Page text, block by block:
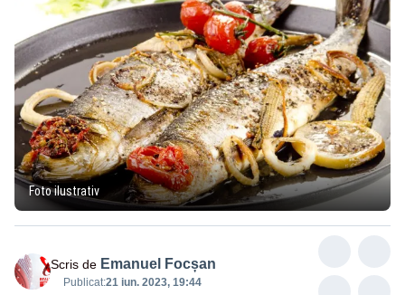
Foto ilustrativ
Scris de Emanuel Focșan
Publicat:21 iun. 2023, 19:44